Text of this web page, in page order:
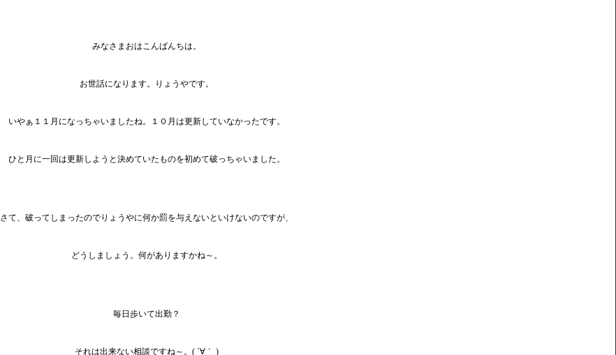
みなさまおはこんばんちは。
お世話になります。りょうやです。
いやぁ１１月になっちゃいましたね。１０月は更新していなかったです。
ひと月に一回は更新しようと決めていたものを初めて破っちゃいました。
さて、破ってしまったのでりょうやに何か罰を与えないといけないのですが、
どうしましょう。何がありますかね～。
毎日歩いて出勤？
それは出来ない相談ですね～。( ´∀｀ )